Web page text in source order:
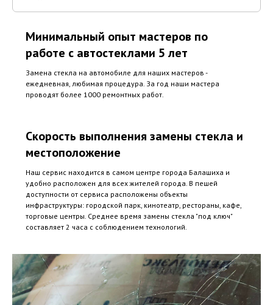
Минимальный опыт мастеров по
работе с автостеклами 5 лет
Замена стекла на автомобиле для наших мастеров -
ежедневная, любимая процедура. За год наши мастера
проводят более 1000 ремонтных работ.
Скорость выполнения замены стекла и
местоположение
Наш сервис находится в самом центре города Балашиха и
удобно расположен для всех жителей города. В пешей
доступности от сервиса расположены объекты
инфраструктуры: городской парк, кинотеатр, рестораны, кафе,
торговые центры. Среднее время замены стекла "под ключ"
составляет 2 часа с соблюдением технологий.